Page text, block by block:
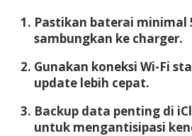
Pastikan baterai minimal
sambungkan ke charger.
Gunakan koneksi Wi-Fi
update lebih cepat.
Backup data penting di
untuk mengantisipasi